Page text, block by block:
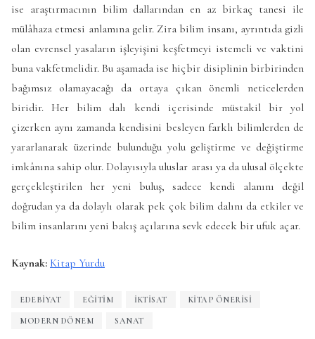
ise araştırmacının bilim dallarından en az birkaç tanesi ile
mülâhaza etmesi anlamına gelir. Zira bilim insanı, ayrıntıda gizli
olan evrensel yasaların işleyişini keşfetmeyi istemeli ve vaktini
buna vakfetmelidir. Bu aşamada ise hiçbir disiplinin birbirinden
bağımsız olamayacağı da ortaya çıkan önemli neticelerden
biridir. Her bilim dalı kendi içerisinde müstakil bir yol
çizerken aynı zamanda kendisini besleyen farklı bilimlerden de
yararlanarak üzerinde bulunduğu yolu geliştirme ve değiştirme
imkânına sahip olur. Dolayısıyla uluslar arası ya da ulusal ölçekte
gerçekleştirilen her yeni buluş, sadece kendi alanını değil
doğrudan ya da dolaylı olarak pek çok bilim dalını da etkiler ve
bilim insanlarını yeni bakış açılarına sevk edecek bir ufuk açar.
Kaynak: Kitap Yurdu
EDEBIYAT EĞITIM İKTISAT KITAP ÖNERISI
MODERN DÖNEM SANAT